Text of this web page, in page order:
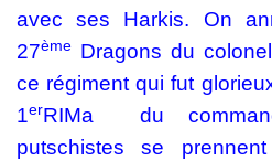
avec ses Harkis. On
27ème Dragons du
ce régiment qui fut
1erRIMa
du
putschistes se